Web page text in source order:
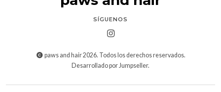
SÍGUENOS
paws and hair 2026. Todos los derechos reservados.
Desarrollado por Jumpseller.